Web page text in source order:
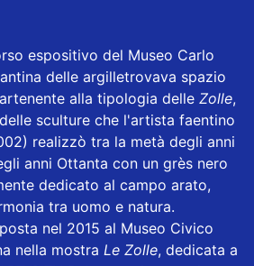
espositivo del Museo Carlo
delle argilletrovava spazio
alla tipologia delle Zolle,
sculture che l'artista faentino
realizzò tra la metà degli anni
anni Ottanta con un grès nero
dedicato al campo arato,
tra uomo e natura.
nel 2015 al Museo Civico
nella mostra Le Zolle, dedicata a